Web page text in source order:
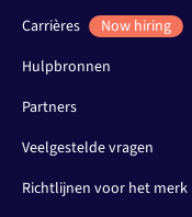
Carrières
Now hiring
Hulpbronnen
Partners
Veelgestelde vragen
Richtlijnen voor het merk